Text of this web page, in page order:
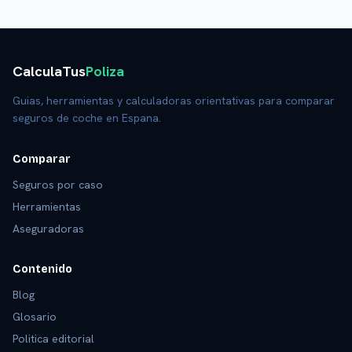
CalculaTusPoliza
Guias, herramientas y calculadoras orientativas para comparar
seguros de coche en Espana.
Comparar
Seguros por caso
Herramientas
Aseguradoras
Contenido
Blog
Glosario
Politica editorial